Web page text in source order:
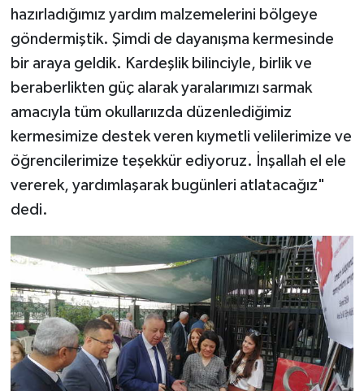
hazırladığımız yardım malzemelerini bölgeye
göndermiştik. Şimdi de dayanışma kermesinde
bir araya geldik. Kardeşlik bilinciyle, birlik ve
beraberlikten güç alarak yaralarımızı sarmak
amacıyla tüm okullarıızda düzenlediğimiz
kermesimize destek veren kıymetli velilerimize ve
öğrencilerimize teşekkür ediyoruz. İnşallah el ele
vererek, yardımlaşarak bugünleri atlatacağız"
dedi.